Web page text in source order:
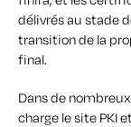
délivrés au stade
transition de la
final.
Dans de
charge le site PKI